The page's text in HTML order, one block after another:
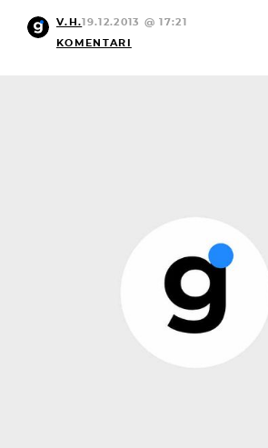
V.H.19.12.2013 @ 17:21
KOMENTARI